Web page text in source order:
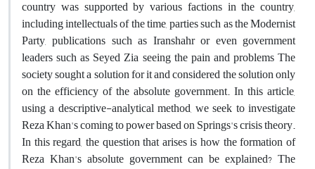
country was supported by various factions in the country,
including intellectuals of the time, parties such as the Modernist
Party, publications such as Iranshahr or even government
leaders such as Seyed Zia seeing the pain and problems The
society sought a solution for it and considered the solution only
on the efficiency of the absolute government. In this article,
using a descriptive-analytical method, we seek to investigate
Reza Khan's coming to power based on Springs's crisis theory.
In this regard, the question that arises is how the formation of
Reza Khan's absolute government can be explained? The